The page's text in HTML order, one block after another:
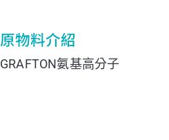
原物料介紹
GRAFTON氨基高分子